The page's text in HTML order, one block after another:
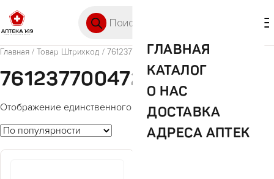
ГЛАВНАЯ
КАТАЛОГ
О НАС
ДОСТАВКА
АДРЕСА АПТЕК
Главная / Товар Штрихкод / 7612377004722
7612377004722
Отображение единственного товара